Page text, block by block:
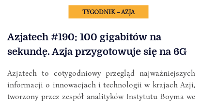
TYGODNIK – AZJA
Azjatech #190: 100 gigabitów na
sekundę. Azja przygotowuje się na 6G
Azjatech to cotygodniowy przegląd najważniejszych
informacji o innowacjach i technologii w krajach Azji,
tworzony przez zespół analityków Instytutu Boyma we